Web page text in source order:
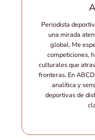
Periodista
una mirada
global. Me
competiciones,
culturales que
fronteras. En
analítica y
deportivas de